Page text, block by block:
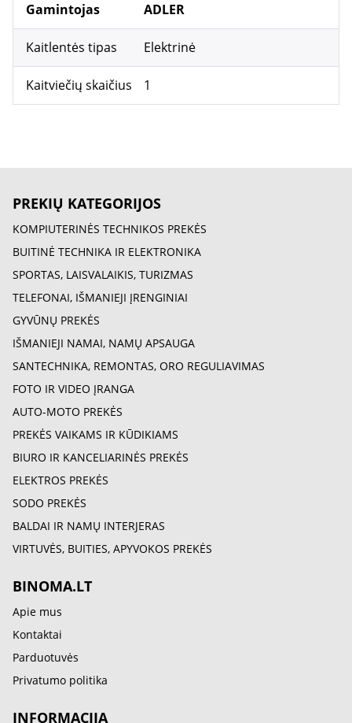
Gamintojas ADLER
Kaitlentės tipas Elektrinė
Kaitviečių skaičius 1
PREKIŲ KATEGORIJOS
KOMPIUTERINĖS TECHNIKOS PREKĖS
BUITINĖ TECHNIKA IR ELEKTRONIKA
SPORTAS, LAISVALAIKIS, TURIZMAS
TELEFONAI, IŠMANIEJI ĮRENGINIAI
GYVŪNŲ PREKĖS
IŠMANIEJI NAMAI, NAMŲ APSAUGA
SANTECHNIKA, REMONTAS, ORO REGULIAVIMAS
FOTO IR VIDEO ĮRANGA
AUTO-MOTO PREKĖS
PREKĖS VAIKAMS IR KŪDIKIAMS
BIURO IR KANCELIARINĖS PREKĖS
ELEKTROS PREKĖS
SODO PREKĖS
BALDAI IR NAMŲ INTERJERAS
VIRTUVĖS, BUITIES, APYVOKOS PREKĖS
BINOMA.LT
Apie mus
Kontaktai
Parduotuvės
Privatumo politika
INFORMACIJA